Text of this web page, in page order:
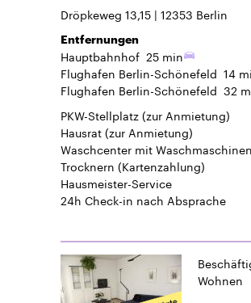
Dröpkeweg 13,15 12353 Berlin
Entfernungen
Hauptbahnhof 25 min
Flughafen Berlin-Schönefeld 14
Flughafen Berlin-Schönefeld 32
PKW-Stellplatz(zur Anmietung)
Hausrat(zur Anmietung)
Waschcenter mit
Trocknern (Kartenzahlung)
Hausmeister-Service
24h Check-in nach Absprache
Wohnen